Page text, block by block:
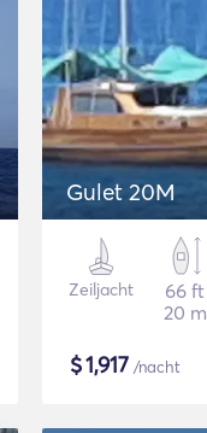
Gulet 20M
Zeiljacht
66 ft
20 m
$1,917 /nacht